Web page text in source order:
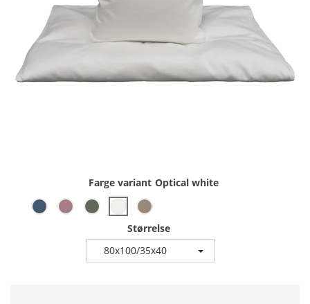
Farge variant Optical white
Størrelse
80x100/35x40